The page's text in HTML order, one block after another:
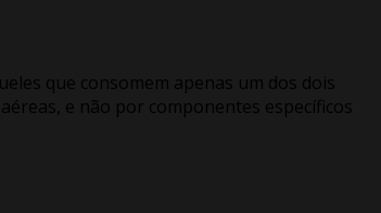
que consomem apenas um dos dois
e não por componentes específicos